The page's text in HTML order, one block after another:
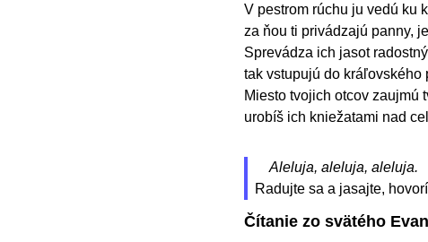
V pestrom rúchu ju vedú ku
za ňou ti privádzajú panny,
Sprevádza ich jasot
tak vstupujú do kráľovského
Miesto tvojich otcov zaujmú
urobíš ich kniežatami nad
Aleluja, aleluja, aleluja.
Radujte sa a jasajte,
Čítanie zo svätého